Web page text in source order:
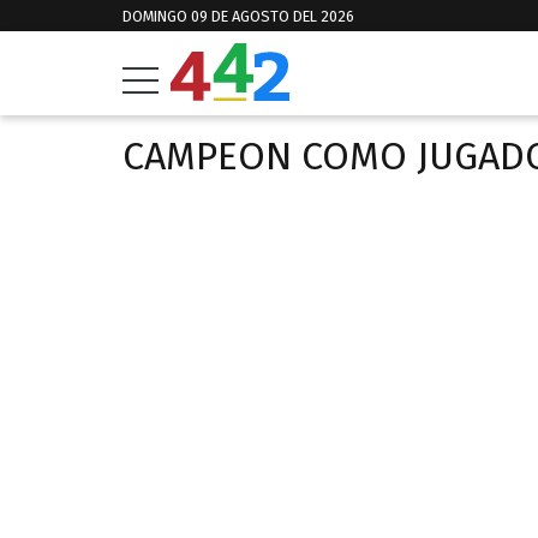
DOMINGO 09 DE AGOSTO DEL 2026
CAMPEON COMO